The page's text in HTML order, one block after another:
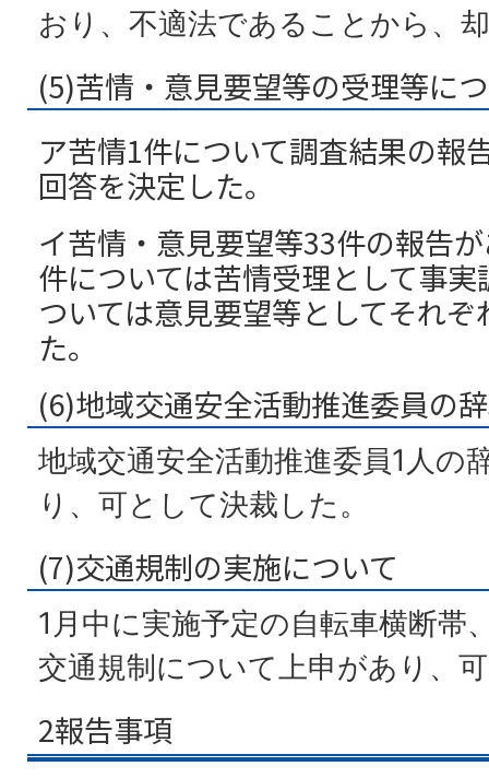
おり、不適法であることから、
(5)苦情・意見要望等の受理等に
ア苦情1件について調査結果の報
回答を決定した。
イ苦情・意見要望等33件の報告
件については苦情受理として事
ついては意見要望等としてそれ
た。
(6)地域交通安全活動推進委員の
地域交通安全活動推進委員1人の
り、可として決裁した。
(7)交通規制の実施について
1月中に実施予定の自転車横断帯
交通規制について上申があり、
2報告事項